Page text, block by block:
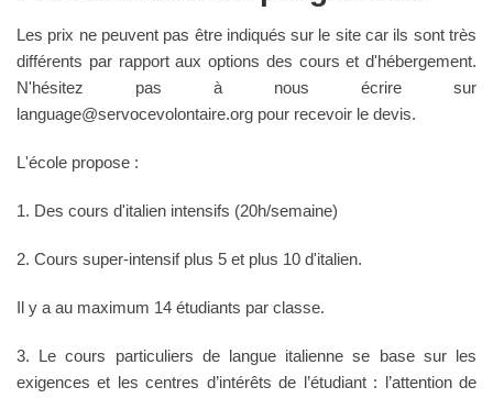
Les prix ne peuvent pas être indiqués sur le site car ils sont très
différents par rapport aux options des cours et d'hébergement.
N'hésitez pas à nous écrire sur
language@servocevolontaire.org pour recevoir le devis.
L'école propose :
1. Des cours d'italien intensifs (20h/semaine)
2. Cours super-intensif plus 5 et plus 10 d'italien.
Il y a au maximum 14 étudiants par classe.
3. Le cours particuliers de langue italienne se base sur les
exigences et les centres d’intérêts de l’étudiant : l’attention de